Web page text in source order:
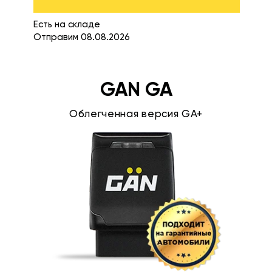
Есть на складе
Отправим 08.08.2026
GAN GA
Облегченная версия GA+